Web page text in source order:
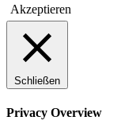
Akzeptieren
Schließen
Privacy Overview